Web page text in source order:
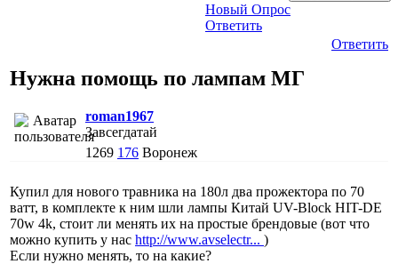
Новый Опрос
Ответить
Ответить
Нужна помощь по лампам МГ
roman1967
Завсегдатай
1269 176 Воронеж
Купил для нового травника на 180л два прожектора по 70
ватт, в комплекте к ним шли лампы Китай UV-Bloсk HIT-DE
70w 4k, стоит ли менять их на простые брендовые (вот что
можно купить у нас http://www.avselectr... )
Если нужно менять, то на какие?